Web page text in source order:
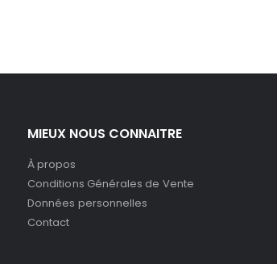
MIEUX NOUS CONNAITRE
À propos
Conditions Générales de Vente
Données personnelles
Contact